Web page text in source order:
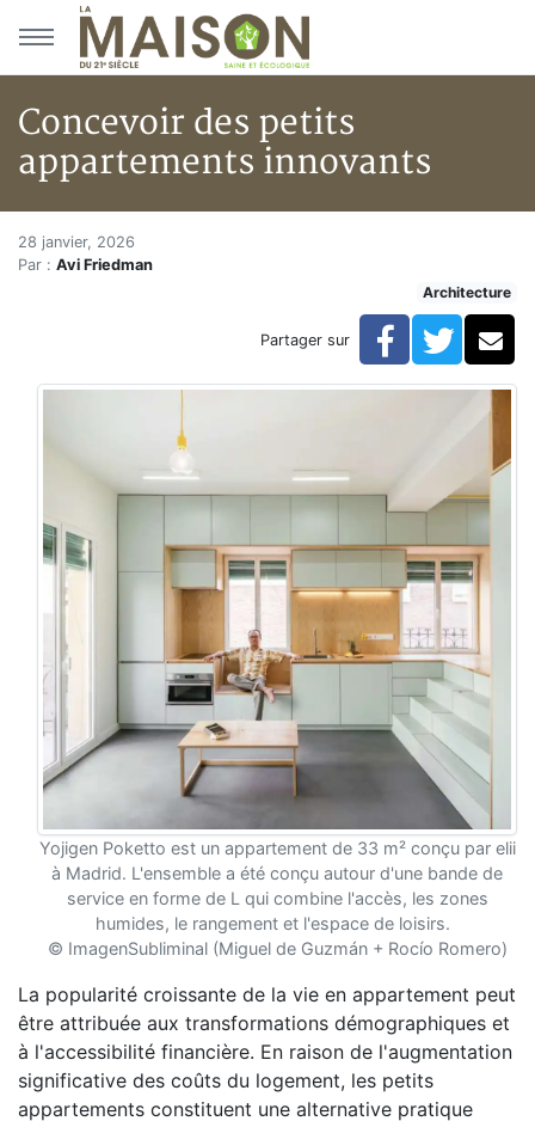
Aller au menu principal
Aller au contenu principal
Concevoir des petits
appartements innovants
Accueil
Articles
Concevoir des petits appartements innovants
Concevoir des petits
28 janvier, 2026
Par : Avi Friedman
Architecture
Partager sur Facebook
Yojigen Poketto est un appartement de 33 m² conçu par elii
à Madrid. L'ensemble a été conçu autour d'une bande de
service en forme de L qui combine l'accès, les zones
humides, le rangement et l'espace de loisirs.
© ImagenSubliminal (Miguel de Guzmán + Rocío Romero)
La popularité croissante de la vie en appartement peut
être attribuée aux transformations démographiques et
à l'accessibilité financière. En raison de l'augmentation
significative des coûts du logement, les petits
appartements constituent une alternative pratique